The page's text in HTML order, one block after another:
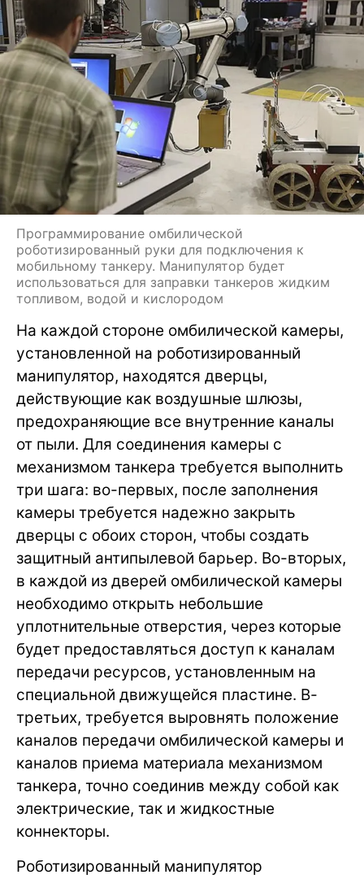
Программирование омбилической
роботизированный руки для подключения к
мобильному танкеру. Манипулятор будет
использоваться для заправки танкеров жидким
топливом, водой и кислородом
На каждой стороне омбилической камеры,
установленной на роботизированный
манипулятор, находятся дверцы,
действующие как воздушные шлюзы,
предохраняющие все внутренние каналы
от пыли. Для соединения камеры с
механизмом танкера требуется выполнить
три шага: во-первых, после заполнения
камеры требуется надежно закрыть
дверцы с обоих сторон, чтобы создать
защитный антипылевой барьер. Во-вторых,
в каждой из дверей омбилической камеры
необходимо открыть небольшие
уплотнительные отверстия, через которые
будет предоставляться доступ к каналам
передачи ресурсов, установленным на
специальной движущейся пластине. В-
третьих, требуется выровнять положение
каналов передачи омбилической камеры и
каналов приема материала механизмом
танкера, точно соединив между собой как
электрические, так и жидкостные
коннекторы.
Роботизированный манипулятор